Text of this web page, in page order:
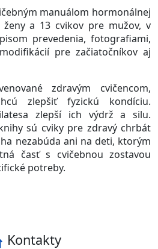
manuálom hormonálnej
a 13 cvikov pre mužov, v
prevedenia, fotografiami,
pre začiatočníkov aj
zdravým cvičencom,
zlepšiť fyzickú kondíciu.
zlepší ich výdrž a silu.
sú cviky pre zdravý chrbát
nezabúda ani na deti, ktorým
časť s cvičebnou zostavou
potreby.
Kontakty